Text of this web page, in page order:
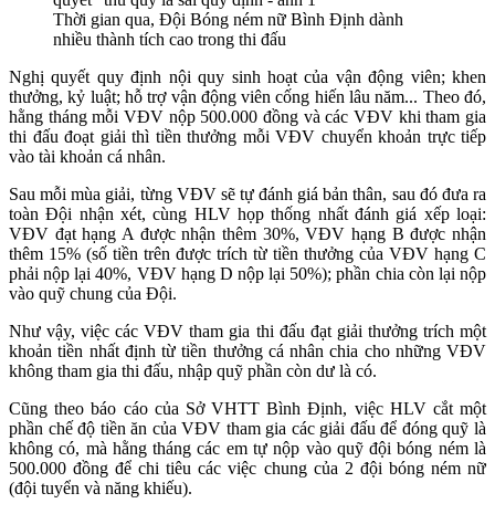
Thời gian qua, Đội Bóng ném nữ Bình Định dành
nhiều thành tích cao trong thi đấu
Nghị quyết quy định nội quy sinh hoạt của vận động viên; khen
thưởng, kỷ luật; hỗ trợ vận động viên cống hiến lâu năm... Theo đó,
hằng tháng mỗi VĐV nộp 500.000 đồng và các VĐV khi tham gia
thi đấu đoạt giải thì tiền thưởng mỗi VĐV chuyển khoản trực tiếp
vào tài khoản cá nhân.
Sau mỗi mùa giải, từng VĐV sẽ tự đánh giá bản thân, sau đó đưa ra
toàn Đội nhận xét, cùng HLV họp thống nhất đánh giá xếp loại:
VĐV đạt hạng A được nhận thêm 30%, VĐV hạng B được nhận
thêm 15% (số tiền trên được trích từ tiền thưởng của VĐV hạng C
phải nộp lại 40%, VĐV hạng D nộp lại 50%); phần chia còn lại nộp
vào quỹ chung của Đội.
Như vậy, việc các VĐV tham gia thi đấu đạt giải thưởng trích một
khoản tiền nhất định từ tiền thưởng cá nhân chia cho những VĐV
không tham gia thi đấu, nhập quỹ phần còn dư là có.
Cũng theo báo cáo của Sở VHTT Bình Định, việc HLV cắt một
phần chế độ tiền ăn của VĐV tham gia các giải đấu để đóng quỹ là
không có, mà hằng tháng các em tự nộp vào quỹ đội bóng ném là
500.000 đồng để chi tiêu các việc chung của 2 đội bóng ném nữ
(đội tuyển và năng khiếu).